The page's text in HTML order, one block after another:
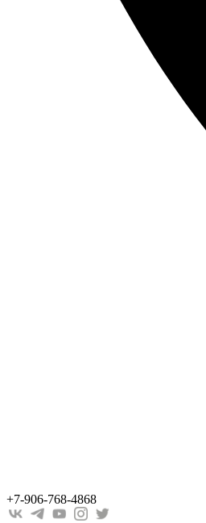
+7-906-768-4868